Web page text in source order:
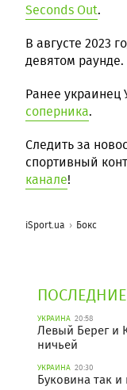
Seconds Out.
В августе 2023
девятом раунде.
Ранее украинец
соперника.
Следить за
спортивный
канале!
iSport.ua Бокс
УКРАИНА 20:58
Левый Берег и
ничьей
УКРАИНА 20:30
Буковина так